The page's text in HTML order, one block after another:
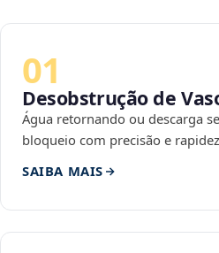
01
Desobstrução de
Água retornando ou descarga
bloqueio com precisão e
SAIBA MAIS